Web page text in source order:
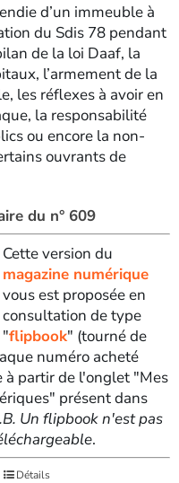
d’un immeuble à
du Sdis 78 pendant
de la loi Daaf, la
l’armement de la
les réflexes à avoir en
la responsabilité
ou encore la non-
ouvrants de
du n° 609
Cette version du
magazine numérique
vous est proposée en
consultation de type
"flipbook" (tourné de
numéro acheté
à partir de l'onglet "Mes
présent dans
Un flipbook n'est pas
.
Détails